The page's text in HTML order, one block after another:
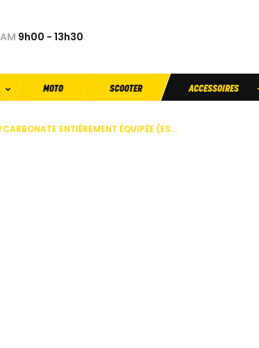
9h00 - 13h30
MOTO SCOOTER ACCESSOIRES
ENTIÈREMENT ÉQUIPÉE (ES...